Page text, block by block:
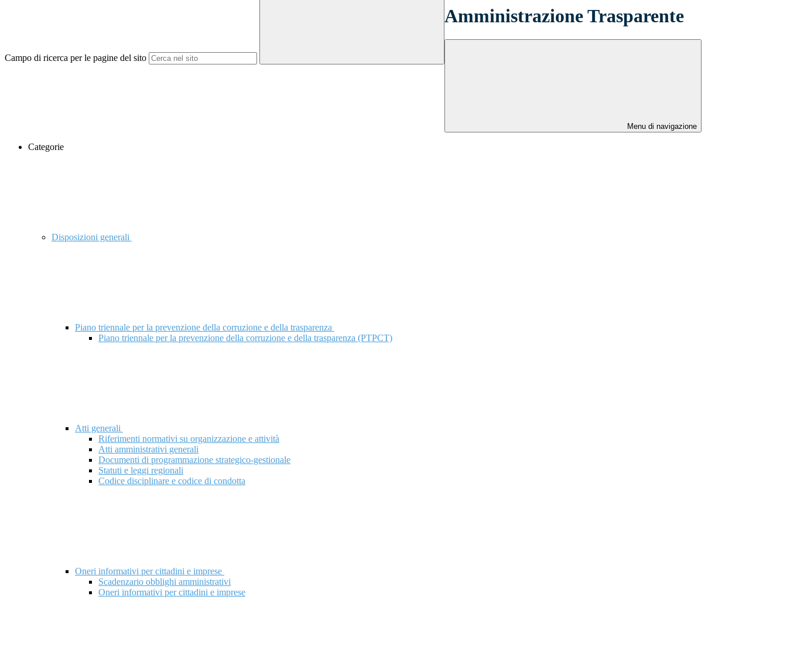
Campo di ricerca per le pagine del sito
Amministrazione Trasparente
Menu di navigazione
Categorie
Disposizioni generali
Piano triennale per la prevenzione della corruzione e della trasparenza
Piano triennale per la prevenzione della corruzione e della trasparenza (PTPCT)
Atti generali
Riferimenti normativi su organizzazione e attività
Atti amministrativi generali
Documenti di programmazione strategico-gestionale
Statuti e leggi regionali
Codice disciplinare e codice di condotta
Oneri informativi per cittadini e imprese
Scadenzario obblighi amministrativi
Oneri informativi per cittadini e imprese